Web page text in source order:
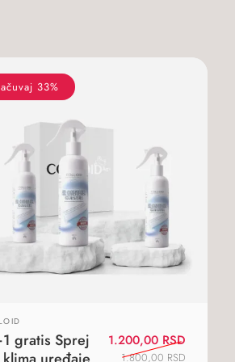
33%
gratis Sprej
1.800,00 RSDcena
1.200,00 RSDTrenutna
cena